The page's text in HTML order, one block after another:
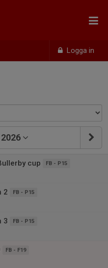
Logga in
cup FB - P15
2 FB - P15
3 FB - P15
FB - F19